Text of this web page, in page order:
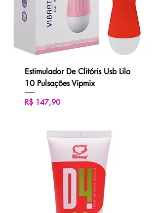
Estimulador De Clitóris Usb Lilo
10 Pulsações Vipmix
Preço
R$ 147,90